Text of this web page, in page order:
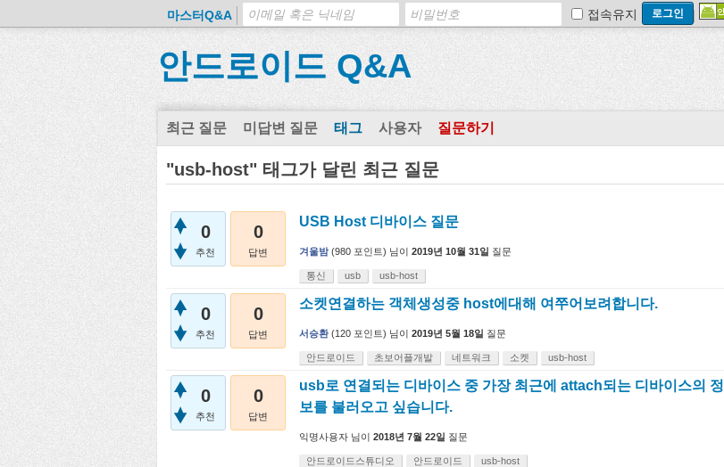
마스터Q&A 접속유지
안드로이드 Q&A
최근 질문 미답변 질문 태그 사용자 질문하기
"usb-host" 태그가 달린 최근 질문
0
추천
0
답변
USB Host 디바이스 질문
겨울밤 (980 포인트) 님이 2019년 10월 31일 질문
통신 usb usb-host
0
추천
0
답변
소켓연결하는 객체생성중 host에대해 여쭈어보려합니다.
서승환 (120 포인트) 님이 2019년 5월 18일 질문
안드로이드 초보어플개발 네트워크 소켓 usb-host
0
추천
0
답변
usb로 연결되는 디바이스 중 가장 최근에 attach되는 디바이스의 정
보를 불러오고 싶습니다.
익명사용자 님이 2018년 7월 22일 질문
안드로이드스튜디오 안드로이드 usb-host